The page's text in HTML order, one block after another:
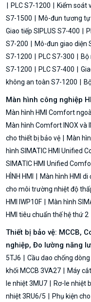
PLC S7-1200
Kiểm soát
S7-1500
Mô-đun tương
Giao tiếp SIPLUS S7-400
S7-200
Mô-đun giao diện
S7-1200
PLC S7-300 Bộ
S7-1200
PLC S7-400
không an toàn S7-1200
Màn hình công nghiệp
Màn hình HMI Comfort
Màn hình Comfort INOX và
cho thiết bị bảo vệ
Màn
hình SIMATIC HMI Unified
SIMATIC HMI Unified
HÌNH HMI
Màn hình HMI
cho môi trường nhiệt độ
HMI IWP10F
Màn hình
HMI tiêu chuẩn thế hệ thứ 2
Thiết bị bảo vệ: MCCB,
nghiệp, Đo lường năng
5TJ6
Cầu dao chống dòng
khối MCCB 3VA27
Máy
le nhiệt 3MU7
Rơ-le nhiệt
nhiệt 3RU6/5
Phụ kiện